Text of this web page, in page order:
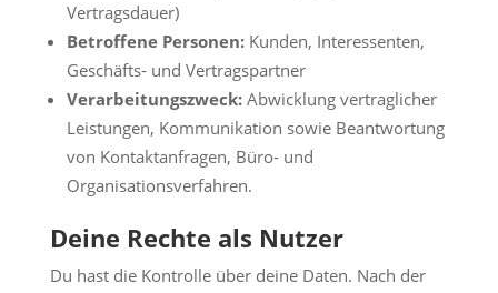
Vertragsdauer)
Betroffene Personen:Kunden, Interessenten,
Geschäfts- und Vertragspartner
Verarbeitungszweck:Abwicklung vertraglicher
Leistungen, Kommunikation sowie Beantwortung
von Kontaktanfragen, Büro- und
Organisationsverfahren.
Deine Rechte als Nutzer
Du hast die Kontrolle über deine Daten. Nach der